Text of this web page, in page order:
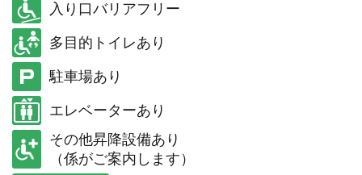
入り口バリアフリー
多目的トイレあり
駐車場あり
エレベーターあり
その他昇降設備あり
（係がご案内します）